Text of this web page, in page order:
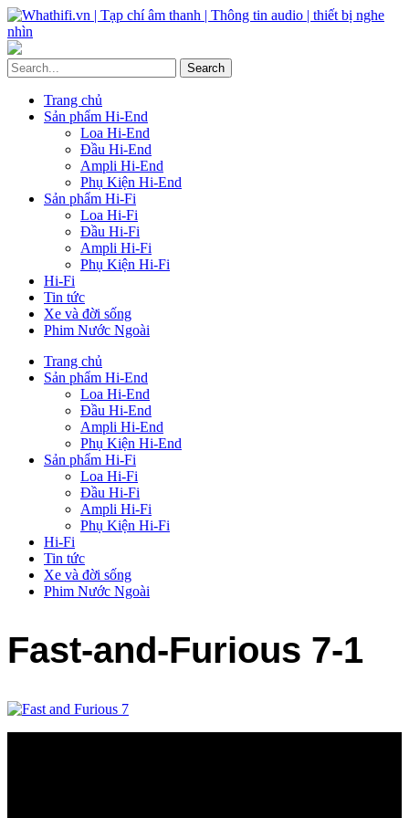
Trang chủ
Sản phẩm Hi-End
Loa Hi-End
Đầu Hi-End
Ampli Hi-End
Phụ Kiện Hi-End
Sản phẩm Hi-Fi
Loa Hi-Fi
Đầu Hi-Fi
Ampli Hi-Fi
Phụ Kiện Hi-Fi
Hi-Fi
Tin tức
Xe và đời sống
Phim Nước Ngoài
Trang chủ
Sản phẩm Hi-End
Loa Hi-End
Đầu Hi-End
Ampli Hi-End
Phụ Kiện Hi-End
Sản phẩm Hi-Fi
Loa Hi-Fi
Đầu Hi-Fi
Ampli Hi-Fi
Phụ Kiện Hi-Fi
Hi-Fi
Tin tức
Xe và đời sống
Phim Nước Ngoài
Fast-and-Furious 7-1